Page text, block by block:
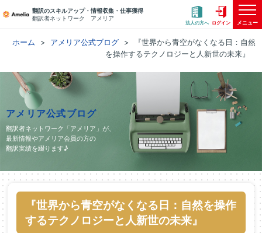
翻訳のスキルアップ・情報収集・仕事獲得
翻訳者ネットワーク アメリア
法人の方へ ログイン メニュー
ホーム アメリア公式ブログ
『世界から青空がなくなる日：自然
を操作するテクノロジーと人新世の未来』
アメリア公式ブログ
翻訳者ネットワーク「アメリア」が、
最新情報やアメリア会員の方の
翻訳実績を綴ります♪
『世界から青空がなくなる日：自然を操作
するテクノロジーと人新世の未来』